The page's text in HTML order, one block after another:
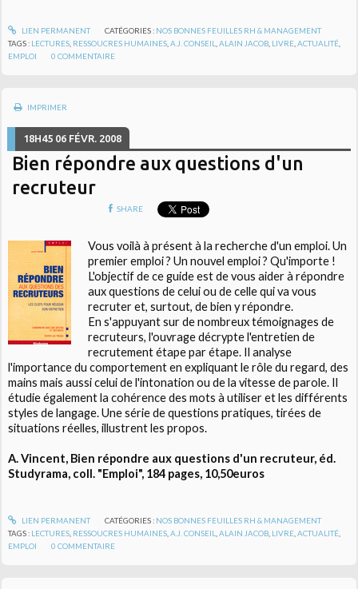
LIEN PERMANENT CATÉGORIES : NOS BONNES FEUILLES RH & MANAGEMENT
TAGS : LECTURES RESSOUCRES HUMAINES ,A.J. CONSEIL ,ALAIN JACOB LIVRE ,ACTUALITÉ
EMPLOI
0 COMMENTAIRE
IMPRIMER
18H45 06 FÉVR. 2008
Bien répondre aux questions d'un
recruteur
SHARE
Vous voilà à présent à la recherche d'un emploi. Un
premier emploi ? Un nouvel emploi ? Qu'importe !
L'objectif de ce guide est de vous aider à répondre
aux questions de celui ou de celle qui va vous
recruter et, surtout, de bien y répondre.
En s'appuyant sur de nombreux témoignages de
recruteurs, l'ouvrage décrypte l'entretien de
recrutement étape par étape. Il analyse
l'importance du comportement en expliquant le rôle du regard, des
mains mais aussi celui de l'intonation ou de la vitesse de parole. Il
étudie également la cohérence des mots à utiliser et les différents
styles de langage. Une série de questions pratiques, tirées de
situations réelles, illustrent les propos.
A. Vincent, Bien répondre aux questions d'un recruteur, éd.
Studyrama, coll. "Emploi", 184 pages, 10,50euros
LIEN PERMANENT CATÉGORIES : NOS BONNES FEUILLES RH & MANAGEMENT
TAGS : LECTURES RESSOUCRES HUMAINES ,A.J. CONSEIL ,ALAIN JACOB LIVRE ,ACTUALITÉ
EMPLOI
0 COMMENTAIRE